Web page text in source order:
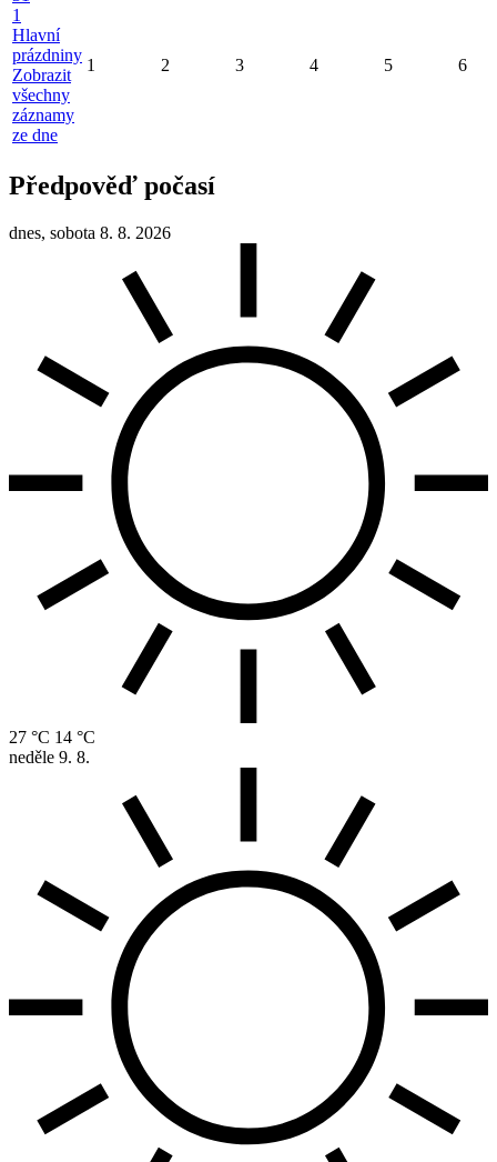
1
Hlavní
prázdniny
Zobrazit
všechny
záznamy
ze dne
1 2 3 4 5 6
Předpověď počasí
dnes, sobota 8. 8. 2026
27 °C 14 °C
neděle 9. 8.